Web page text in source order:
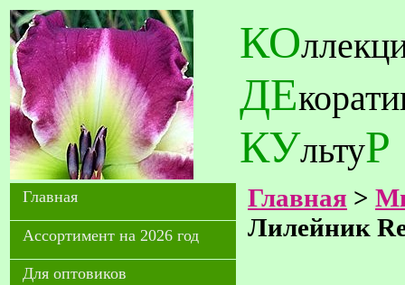
КО
ДЕ
КУльтуР
Главная
Ассортимент на 2026 год
Для оптовиков
Главная >
Лилейник